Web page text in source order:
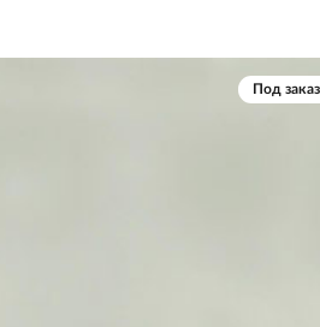
Под заказ